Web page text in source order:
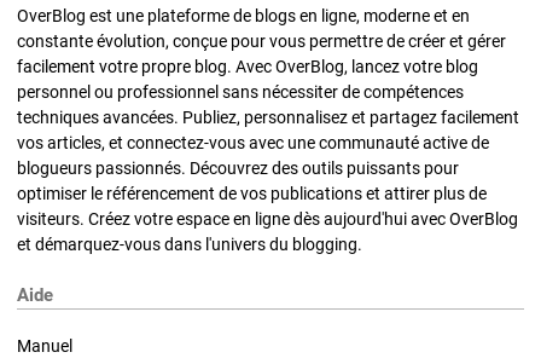
OverBlog est une plateforme de blogs en ligne, moderne et en
constante évolution, conçue pour vous permettre de créer et gérer
facilement votre propre blog. Avec OverBlog, lancez votre blog
personnel ou professionnel sans nécessiter de compétences
techniques avancées. Publiez, personnalisez et partagez facilement
vos articles, et connectez-vous avec une communauté active de
blogueurs passionnés. Découvrez des outils puissants pour
optimiser le référencement de vos publications et attirer plus de
visiteurs. Créez votre espace en ligne dès aujourd'hui avec OverBlog
et démarquez-vous dans l'univers du blogging.
Aide
Manuel